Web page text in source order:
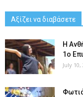
Αξίζει να διαβάσετε
Η
1ο
July 10,